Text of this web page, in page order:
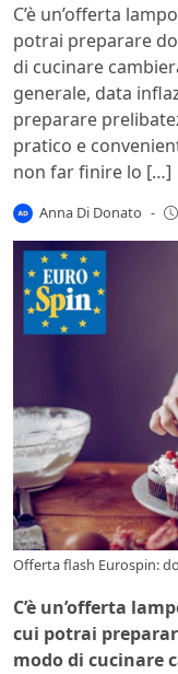
C’è un’offerta
potrai preparare
di cucinare
generale, data
preparare
pratico e
non far finire lo […]
Anna Di Donato -
Offerta flash Eurospin:
C’è un’offerta
cui potrai
modo di cucinare